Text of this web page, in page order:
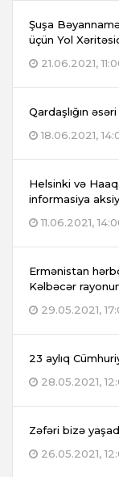
Şuşa
üçün Yol
21.06.2021,
Qardaşlığın
18.06.2021,
Helsinki və
informasiya
11.06.2021,
Ermənistan
Kəlbəcər
29.05.2021,
23 aylıq
28.05.2021,
Zəfəri bizə
26.05.2021,